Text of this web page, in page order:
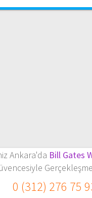
Ankara'da Bill Gates
0 (312) 276 75